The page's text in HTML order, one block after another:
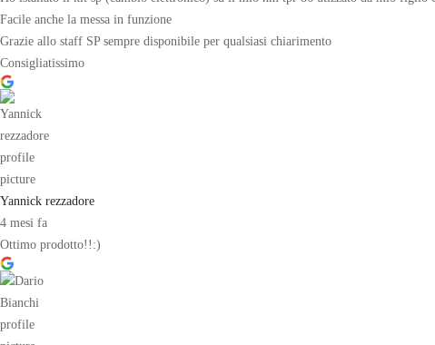
Facile anche la messa in funzione
Grazie allo staff SP sempre disponibile per qualsiasi chiarimento
Consigliatissimo
Yannick rezzadore
4 mesi fa
Ottimo prodotto!!:)